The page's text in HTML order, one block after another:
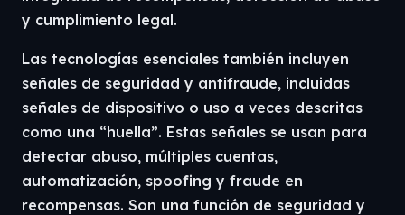
y cumplimiento legal.
Las tecnologías esenciales también incluyen
señales de seguridad y antifraude, incluidas
señales de dispositivo o uso a veces descritas
como una “huella”. Estas señales se usan para
detectar abuso, múltiples cuentas,
automatización, spoofing y fraude en
recompensas. Son una función de seguridad y